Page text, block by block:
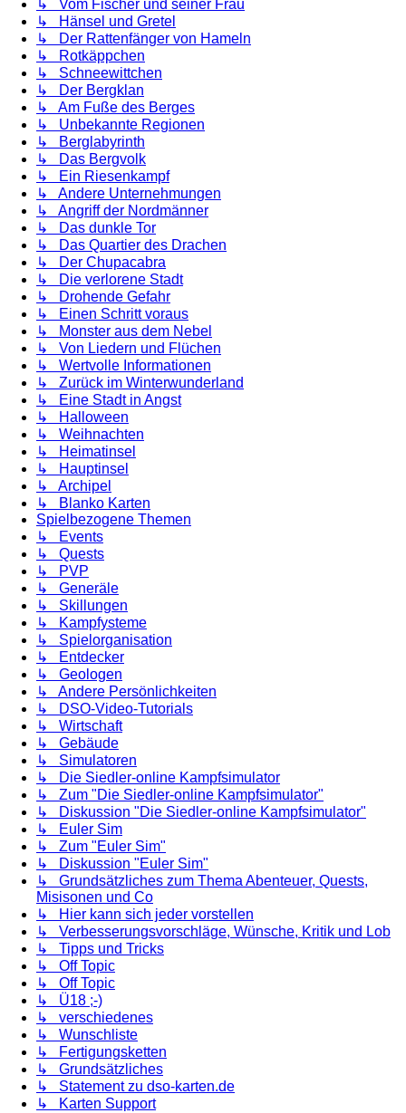
↳ Vom Fischer und seiner Frau
↳ Hänsel und Gretel
↳ Der Rattenfänger von Hameln
↳ Rotkäppchen
↳ Schneewittchen
↳ Der Bergklan
↳ Am Fuße des Berges
↳ Unbekannte Regionen
↳ Berglabyrinth
↳ Das Bergvolk
↳ Ein Riesenkampf
↳ Andere Unternehmungen
↳ Angriff der Nordmänner
↳ Das dunkle Tor
↳ Das Quartier des Drachen
↳ Der Chupacabra
↳ Die verlorene Stadt
↳ Drohende Gefahr
↳ Einen Schritt voraus
↳ Monster aus dem Nebel
↳ Von Liedern und Flüchen
↳ Wertvolle Informationen
↳ Zurück im Winterwunderland
↳ Eine Stadt in Angst
↳ Halloween
↳ Weihnachten
↳ Heimatinsel
↳ Hauptinsel
↳ Archipel
↳ Blanko Karten
Spielbezogene Themen
↳ Events
↳ Quests
↳ PVP
↳ Generäle
↳ Skillungen
↳ Kampfysteme
↳ Spielorganisation
↳ Entdecker
↳ Geologen
↳ Andere Persönlichkeiten
↳ DSO-Video-Tutorials
↳ Wirtschaft
↳ Gebäude
↳ Simulatoren
↳ Die Siedler-online Kampfsimulator
↳ Zum "Die Siedler-online Kampfsimulator"
↳ Diskussion "Die Siedler-online Kampfsimulator"
↳ Euler Sim
↳ Zum "Euler Sim"
↳ Diskussion "Euler Sim"
↳ Grundsätzliches zum Thema Abenteuer, Quests,
Misisonen und Co
↳ Hier kann sich jeder vorstellen
↳ Verbesserungsvorschläge, Wünsche, Kritik und Lob
↳ Tipps und Tricks
↳ Off Topic
↳ Off Topic
↳ Ü18 ;-)
↳ verschiedenes
↳ Wunschliste
↳ Fertigungsketten
↳ Grundsätzliches
↳ Statement zu dso-karten.de
↳ Karten Support